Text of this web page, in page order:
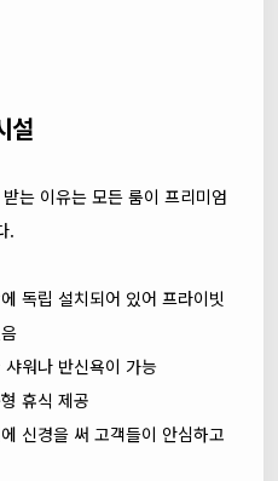
설
는 이유는 모든 룸이 프리미엄
.
독립 설치되어 있어 프라이빗
워나 반신욕이 가능
휴식 제공
신경을 써 고객들이 안심하고